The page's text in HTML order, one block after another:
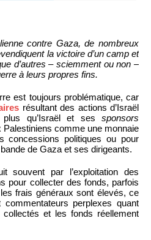
contre Gaza, de nombreux
la victoire d’un camp et
d’autres – sciemment ou non –
à leurs propres fins.
est toujours problématique, car
résultant des actions d’Israël
plus qu’Israël et ses sponsors
Palestiniens comme une monnaie
concessions politiques ou pour
de Gaza et ses dirigeants.
souvent par l’exploitation des
pour collecter des fonds, parfois
frais généraux sont élevés, ce
perplexes quant
et les fonds réellement